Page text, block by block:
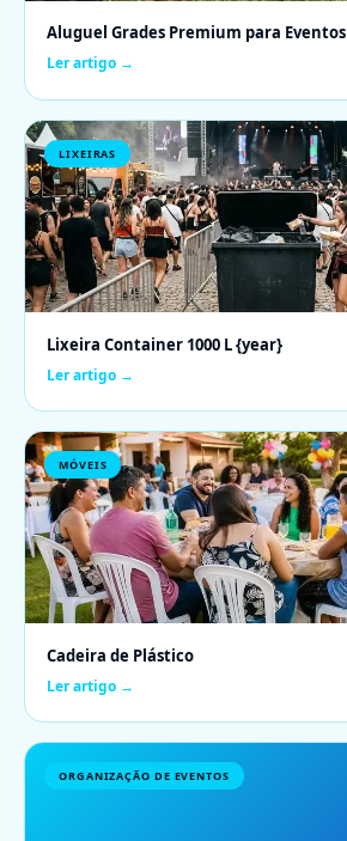
Aluguel Grades Premium para Eventos
Ler artigo →
LIXEIRAS
Lixeira Container 1000 L {year}
Ler artigo →
MÓVEIS
Cadeira de Plástico
Ler artigo →
ORGANIZAÇÃO DE EVENTOS